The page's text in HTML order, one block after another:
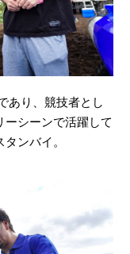
あり、競技者とし
シーンで活躍して
ンバイ。